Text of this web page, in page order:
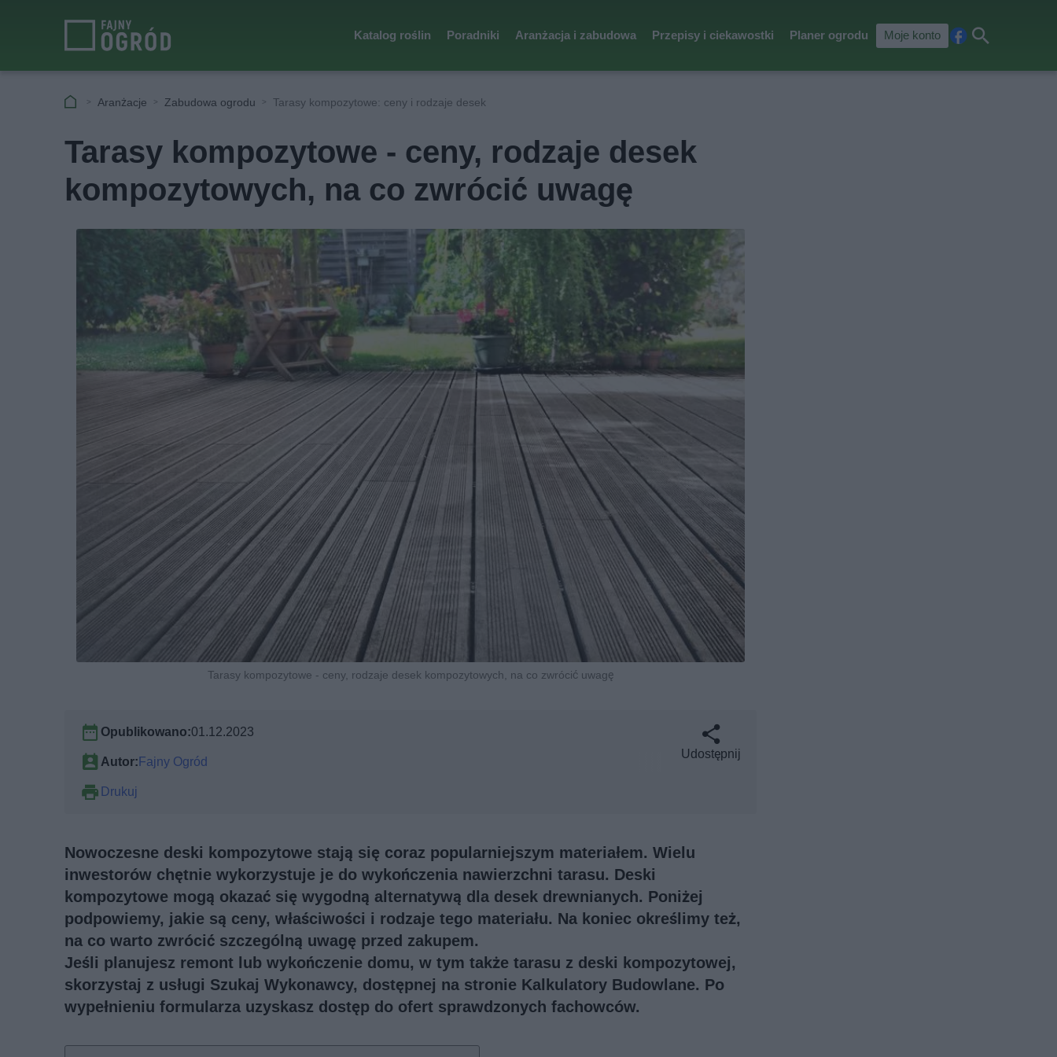
Katalog roślin Poradniki Aranżacja i zabudowa Przepisy i ciekawostki Planer ogrodu Moje konto
cebkaj
Aranżacje Zabudowa ogrodu Tarasy kompozytowe: ceny i rodzaje desek
Tarasy kompozytowe - ceny, rodzaje desek
kompozytowych, na co zwrócić uwagę
Tarasy kompozytowe - ceny, rodzaje desek kompozytowych, na co zwrócić uwagę
Opublikowano:01.12.2023
Autor: Fajny Ogród
Drukuj
Udostępnij
Nowoczesne deski kompozytowe stają się coraz popularniejszym materiałem. Wielu
inwestorów chętnie wykorzystuje je do wykończenia nawierzchni tarasu. Deski
kompozytowe mogą okazać się wygodną alternatywą dla desek drewnianych. Poniżej
podpowiemy, jakie są ceny, właściwości i rodzaje tego materiału. Na koniec określimy też,
na co warto zwrócić szczególną uwagę przed zakupem.
Jeśli planujesz remont lub wykończenie domu, w tym także tarasu z deski kompozytowej,
skorzystaj z usługi Szukaj Wykonawcy, dostępnej na stronie Kalkulatory Budowlane. Po
wypełnieniu formularza uzyskasz dostęp do ofert sprawdzonych fachowców.